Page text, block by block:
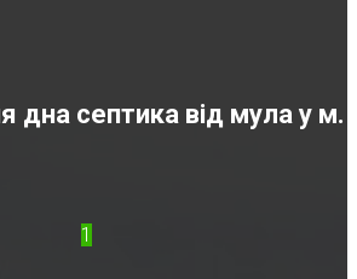
дна септика від мула у м.
1